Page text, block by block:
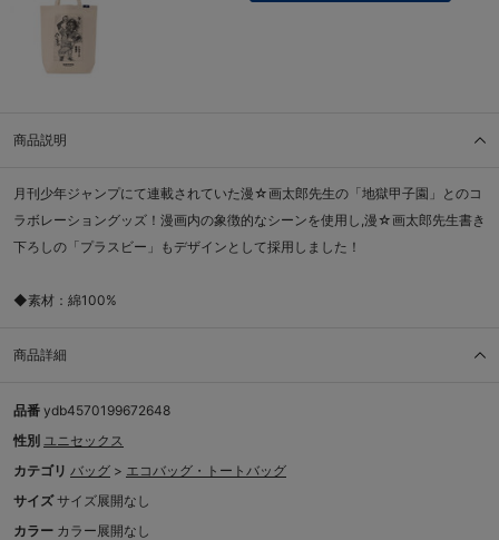
商品説明
月刊少年ジャンプにて連載されていた漫☆画太郎先生の「地獄甲子園」とのコ
ラボレーショングッズ！漫画内の象徴的なシーンを使用し,漫☆画太郎先生書き
下ろしの「プラスビー」もデザインとして採用しました！
◆素材：綿100%
商品詳細
品番 ydb4570199672648
性別 ユニセックス
カテゴリ バッグ > エコバッグ・トートバッグ
サイズ サイズ展開なし
カラー カラー展開なし